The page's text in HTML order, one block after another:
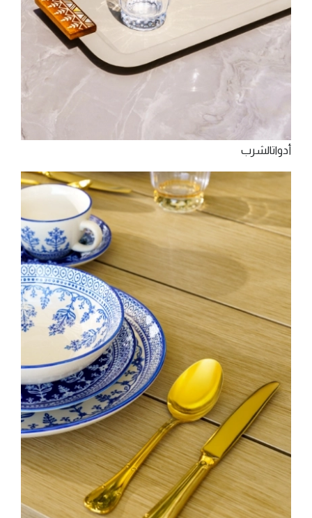
‫أدوات‬‫اﻟﺸﺮب‬